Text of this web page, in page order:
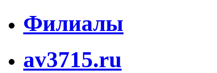
Филиалы
av3715.ru